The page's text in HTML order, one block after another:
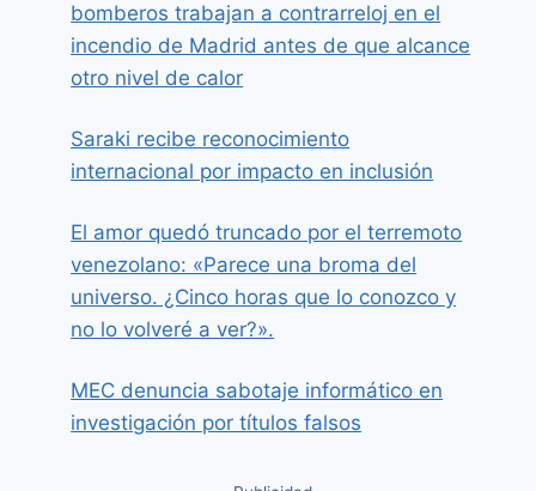
bomberos trabajan a contrarreloj en el
incendio de Madrid antes de que alcance
otro nivel de calor
Saraki recibe reconocimiento
internacional por impacto en inclusión
El amor quedó truncado por el terremoto
venezolano: «Parece una broma del
universo. ¿Cinco horas que lo conozco y
no lo volveré a ver?».
MEC denuncia sabotaje informático en
investigación por títulos falsos